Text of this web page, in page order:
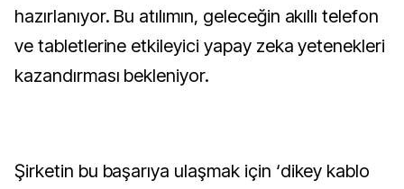
hazırlanıyor. Bu atılımın, geleceğin akıllı telefon
ve tabletlerine etkileyici yapay zeka yetenekleri
kazandırması bekleniyor.
Şirketin bu başarıya ulaşmak için ‘dikey kablo